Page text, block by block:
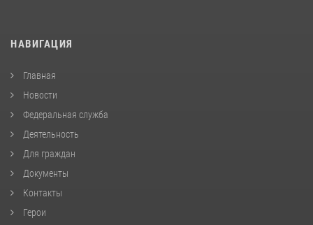
НАВИГАЦИЯ
Главная
Новости
Федеральная служба
Деятельность
Для граждан
Документы
Контакты
Герои